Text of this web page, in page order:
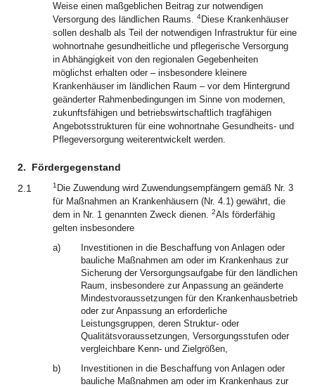
Weise einen maßgeblichen Beitrag zur notwendigen
Versorgung des ländlichen Raums. 4Diese Krankenhäuser
sollen deshalb als Teil der notwendigen Infrastruktur für eine
wohnortnahe gesundheitliche und pflegerische Versorgung
in Abhängigkeit von den regionalen Gegebenheiten
möglichst erhalten oder – insbesondere kleinere
Krankenhäuser im ländlichen Raum – vor dem Hintergrund
geänderter Rahmenbedingungen im Sinne von modernen,
zukunftsfähigen und betriebswirtschaftlich tragfähigen
Angebotsstrukturen für eine wohnortnahe Gesundheits- und
Pflegeversorgung weiterentwickelt werden.
2.
Fördergegenstand
2.1
1 Die Zuwendung wird Zuwendungsempfängern gemäß Nr. 3
für Maßnahmen an Krankenhäusern (Nr. 4.1) gewährt, die
dem in Nr. 1 genannten Zweck dienen. 2Als förderfähig
gelten insbesondere
a)
Investitionen in die Beschaffung von Anlagen oder
bauliche Maßnahmen am oder im Krankenhaus zur
Sicherung der Versorgungsaufgabe für den ländlichen
Raum, insbesondere zur Anpassung an geänderte
Mindestvoraussetzungen für den Krankenhausbetrieb
oder zur Anpassung an erforderliche
Leistungsgruppen, deren Struktur- oder
Qualitätsvoraussetzungen, Versorgungsstufen oder
vergleichbare Kenn- und Zielgrößen,
b)
Investitionen in die Beschaffung von Anlagen oder
bauliche Maßnahmen am oder im Krankenhaus zur